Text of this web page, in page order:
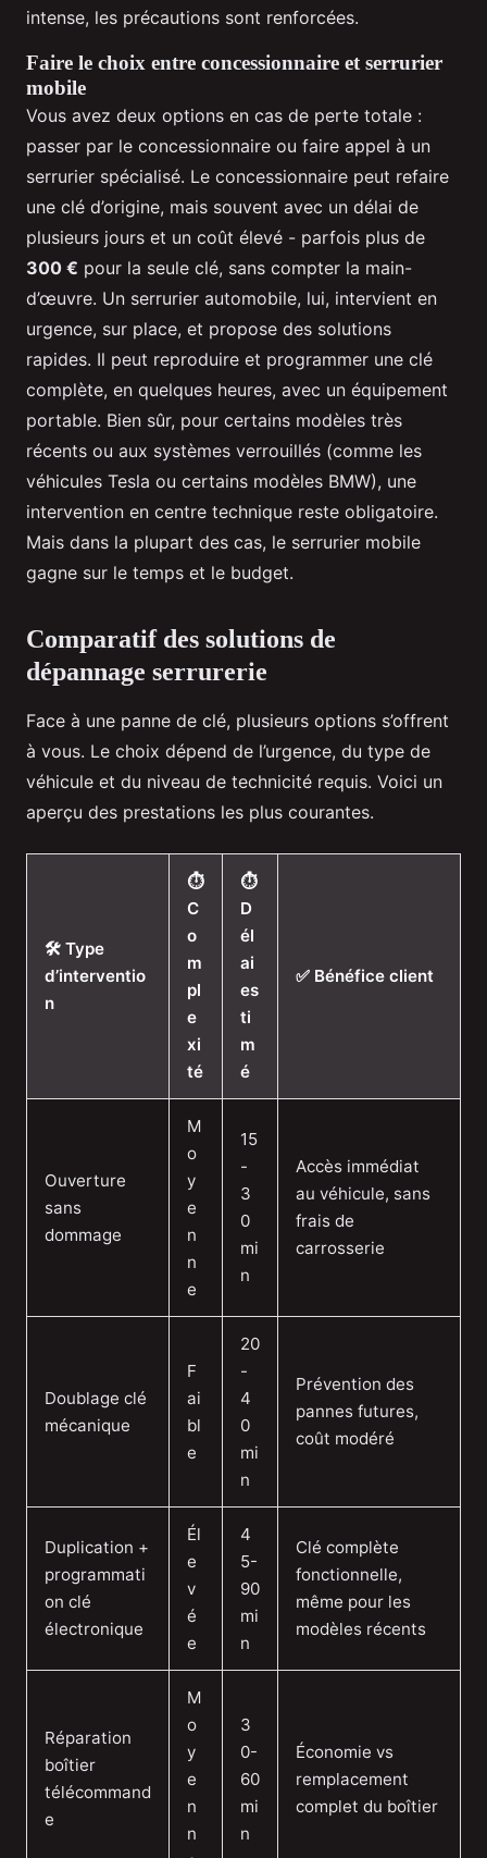
intense, les précautions sont renforcées.
Faire le choix entre concessionnaire et serrurier
mobile
Vous avez deux options en cas de perte totale :
passer par le concessionnaire ou faire appel à un
serrurier spécialisé. Le concessionnaire peut refaire
une clé d’origine, mais souvent avec un délai de
plusieurs jours et un coût élevé - parfois plus de
300 € pour la seule clé, sans compter la main-
d’œuvre. Un serrurier automobile, lui, intervient en
urgence, sur place, et propose des solutions
rapides. Il peut reproduire et programmer une clé
complète, en quelques heures, avec un équipement
portable. Bien sûr, pour certains modèles très
récents ou aux systèmes verrouillés (comme les
véhicules Tesla ou certains modèles BMW), une
intervention en centre technique reste obligatoire.
Mais dans la plupart des cas, le serrurier mobile
gagne sur le temps et le budget.
Comparatif des solutions de
dépannage serrurerie
Face à une panne de clé, plusieurs options s’offrent
à vous. Le choix dépend de l’urgence, du type de
véhicule et du niveau de technicité requis. Voici un
aperçu des prestations les plus courantes.
🛠️ Type
d’interventio
n
⏱️
C
o
m
pl
e
xi
té
⏱️
D
él
ai
es
ti
m
é
✅ Bénéfice client
Ouverture
sans
dommage
M
o
y
e
n
n
e
15
-
3
0
mi
n
Accès immédiat
au véhicule, sans
frais de
carrosserie
Doublage clé
mécanique
F
ai
bl
e
20
-
4
0
mi
n
Prévention des
pannes futures,
coût modéré
Duplication +
programmati
on clé
électronique
Él
e
v
é
e
4
5-
90
mi
n
Clé complète
fonctionnelle,
même pour les
modèles récents
Réparation
boîtier
télécommand
e
M
o
y
e
n
n
3
0-
60
mi
n
Économie vs
remplacement
complet du boîtier